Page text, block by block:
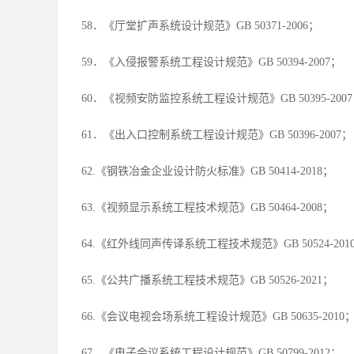
58．《厅堂扩声系统设计规范》GB 50371-2006；
59．《入侵报警系统工程设计规范》GB 50394-2007；
60．《视频安防监控系统工程设计规范》GB 50395-2007
61．《出入口控制系统工程设计规范》GB 50396-2007；
62.《钢铁冶金企业设计防火标准》GB 50414-2018；
63.《视频显示系统工程技术规范》GB 50464-2008；
64.《红外线同声传译系统工程技术规范》GB 50524-2010
65.《公共广播系统工程技术规范》GB 50526-2021；
66.《会议电视会场系统工程设计规范》GB 50635-2010；